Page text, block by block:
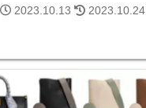
2023.10.13
2023.10.24